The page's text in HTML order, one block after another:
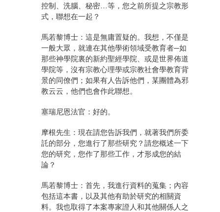
控制、洗腦、秘密…等，您之前所提之宗教形
式，聯想在一起？
馬若黎博士：這是無庸置疑的。我想，不僅是
一般大眾，就連在其他學術領域受教育者─如
那些神學院裏的新約聖經學院、或是世界佈道
學院等，沒有宗教心理學或宗教社會學教育背
景的同僚們；如果有人告訴他們，某團體為邪
教云云，他們也會作此聯想。
塞瑞尼恩法官：好的。
摩根先生：現在請您告訴我們，就著我們所委
託的部分，您進行了那些研究？請您概述一下
您的研究，您作了那些工作，才形成您的結
論？
馬若黎博士：首先，我進行資料的蒐集；內容
包括這本書，以及其他有助於研究的相關資
料。我也取得了本案專家證人和其他關係人之